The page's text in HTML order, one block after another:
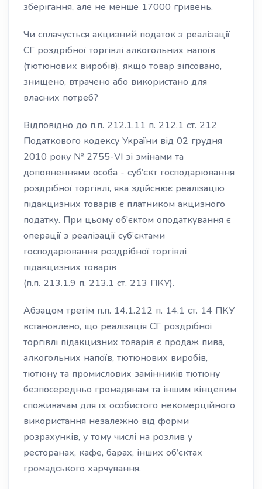
зберігання, але не менше 17000 гривень.
Чи сплачується акцизний податок з реалізації
СГ роздрібної торгівлі алкогольних напоїв
(тютюнових виробів), якщо товар зіпсовано,
знищено, втрачено або використано для
власних потреб?
Відповідно до п.п. 212.1.11 п. 212.1 ст. 212
Податкового кодексу України від 02 грудня
2010 року № 2755-VI зі змінами та
доповненнями особа - суб’єкт господарювання
роздрібної торгівлі, яка здійснює реалізацію
підакцизних товарів є платником акцизного
податку. При цьому об’єктом оподаткування є
операції з реалізації суб’єктами
господарювання роздрібної торгівлі
підакцизних товарів
(п.п. 213.1.9 п. 213.1 ст. 213 ПКУ).
Абзацом третім п.п. 14.1.212 п. 14.1 ст. 14 ПКУ
встановлено, що реалізація СГ роздрібної
торгівлі підакцизних товарів є продаж пива,
алкогольних напоїв, тютюнових виробів,
тютюну та промислових замінників тютюну
безпосередньо громадянам та іншим кінцевим
споживачам для їх особистого некомерційного
використання незалежно від форми
розрахунків, у тому числі на розлив у
ресторанах, кафе, барах, інших об’єктах
громадського харчування.